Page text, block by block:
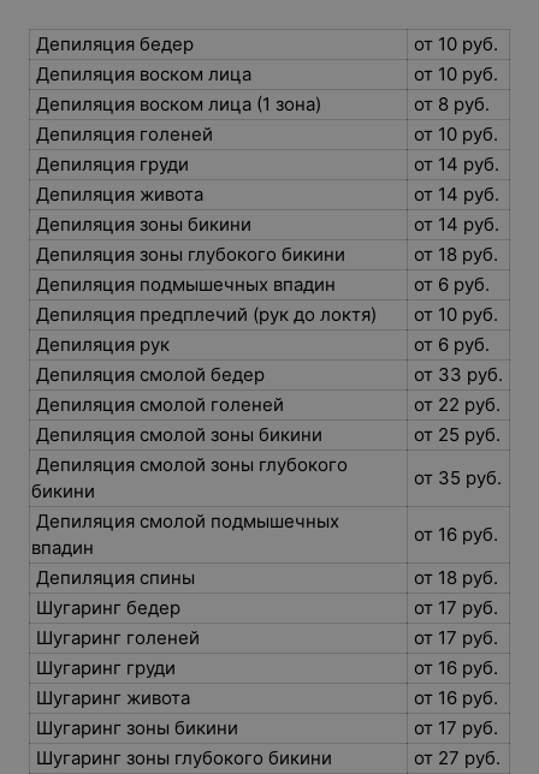
Депиляция бедер
от 10 руб.
Депиляция воском лица
от 10 руб.
Депиляция воском лица (1 зона)
от 8 руб.
Депиляция голеней
от 10 руб.
Депиляция груди
от 14 руб.
Депиляция живота
от 14 руб.
Депиляция зоны бикини
от 14 руб.
Депиляция зоны глубокого бикини
от 18 руб.
Депиляция подмышечных впадин
от 6 руб.
Депиляция предплечий (рук до локтя)
от 10 руб.
Депиляция рук
от 6 руб.
Депиляция смолой бедер
от 33 руб.
Депиляция смолой голеней
от 22 руб.
Депиляция смолой зоны бикини
от 25 руб.
Депиляция смолой зоны глубокого
бикини
от 35 руб.
Депиляция смолой подмышечных
впадин
от 16 руб.
Депиляция спины
от 18 руб.
Шугаринг бедер
от 17 руб.
Шугаринг голеней
от 17 руб.
Шугаринг груди
от 16 руб.
Шугаринг живота
от 16 руб.
Шугаринг зоны бикини
от 17 руб.
Шугаринг зоны глубокого бикини
от 27 руб.